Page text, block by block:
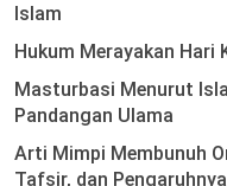
Islam
Hukum Merayakan Hari
Masturbasi Menurut
Pandangan Ulama
Arti Mimpi Membunuh
Tafsir, dan Pengaruhnya